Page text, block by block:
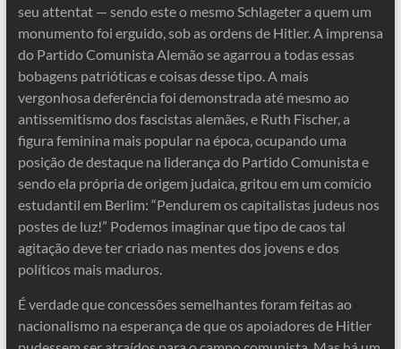
seu attentat — sendo este o mesmo Schlageter a quem um
monumento foi erguido, sob as ordens de Hitler. A imprensa
do Partido Comunista Alemão se agarrou a todas essas
bobagens patrióticas e coisas desse tipo. A mais
vergonhosa deferência foi demonstrada até mesmo ao
antissemitismo dos fascistas alemães, e Ruth Fischer, a
figura feminina mais popular na época, ocupando uma
posição de destaque na liderança do Partido Comunista e
sendo ela própria de origem judaica, gritou em um comício
estudantil em Berlim: “Pendurem os capitalistas judeus nos
postes de luz!” Podemos imaginar que tipo de caos tal
agitação deve ter criado nas mentes dos jovens e dos
políticos mais maduros.
É verdade que concessões semelhantes foram feitas ao
nacionalismo na esperança de que os apoiadores de Hitler